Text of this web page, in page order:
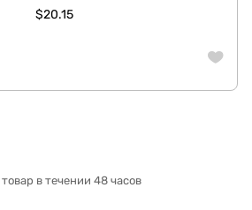
$20.15
в течении 48 часов